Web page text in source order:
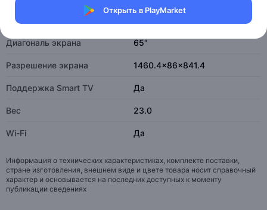
Открыть в PlayMarket
Количество USB портов
Диагональ экрана 65"
Разрешение экрана 1460.4x86x841.4
Поддержка Smart TV Да
Вес 23.0
Wi-Fi Да
Информация о технических характеристиках, комплекте поставки,
стране изготовления, внешнем виде и цвете товара носит справочный
характер и основывается на последних доступных к моменту
публикации сведениях